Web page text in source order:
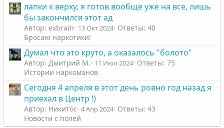
лапки к верху, я готов вообще уже на все, лишь
бы закончился этот ад
Автор: exbrain 13 Окт 2024 Ответы: 40
Бросаю наркотики!
Думал что это круто, а оказалось "болото"
Автор: Дмитрий М. 11 Июл 2024 Ответы: 75
Истории наркоманов
Сегодня 4 апреля в этот день ровно год назад я
приехал в Центр !)
Автор: Никитос 4 Апр 2024 Ответы: 43
Новости с полей